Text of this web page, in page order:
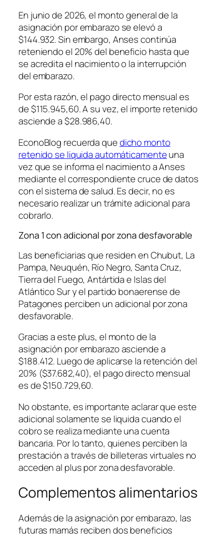
En junio de 2026, el monto general de la
asignación por embarazo se elevó a
$144.932. Sin embargo, Anses continúa
reteniendo el 20% del beneficio hasta que
se acredita el nacimiento o la interrupción
del embarazo.
Por esta razón, el pago directo mensual es
de $115.945,60. A su vez, el importe retenido
asciende a $28.986,40.
EconoBlog recuerda quedicho monto
retenido se liquida automáticamenteuna
vez que se informa el nacimiento a Anses
mediante el correspondiente cruce de datos
con el sistema de salud. Es decir, no es
necesario realizar un trámite adicional para
cobrarlo.
Zona 1 con adicional por zona desfavorable
Las beneficiarias que residen en Chubut, La
Pampa, Neuquén, Río Negro, Santa Cruz,
Tierra del Fuego, Antártida e Islas del
Atlántico Sur y el partido bonaerense de
Patagones perciben un adicional por zona
desfavorable.
Gracias a este plus, el monto de la
asignación por embarazo asciende a
$188.412. Luego de aplicarse la retención del
20% ($37.682,40), el pago directo mensual
es de $150.729,60.
No obstante, es importante aclarar que este
adicional solamente se liquida cuando el
cobro se realiza mediante una cuenta
bancaria. Por lo tanto, quienes perciben la
prestación a través de billeteras virtuales no
acceden al plus por zona desfavorable.
Complementos alimentarios
Además de la asignación por embarazo, las
futuras mamás reciben dos beneficios